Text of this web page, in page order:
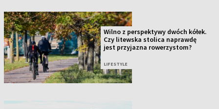
Wilno z perspektywy dwóch kółek.
Czy litewska stolica naprawdę
jest przyjazna rowerzystom?
LIFESTYLE